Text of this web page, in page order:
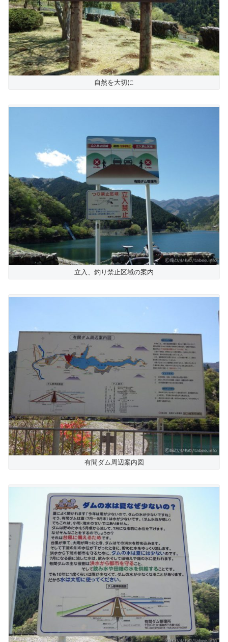
自然を大切に
立入、釣り禁止区域の案内
有間ダム周辺案内図